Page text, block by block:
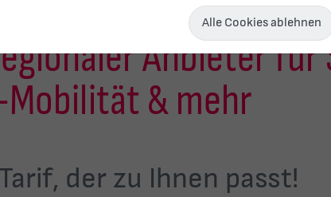
Anbieter für
Mobilität & mehr
der zu Ihnen passt!
Alle Cookies ablehnen